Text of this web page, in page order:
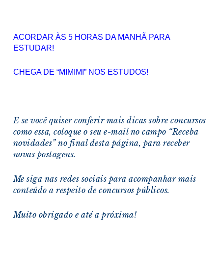
ACORDAR ÀS 5 HORAS DA MANHÃ PARA
ESTUDAR!
CHEGA DE “MIMIMI” NOS ESTUDOS!
E se você quiser conferir mais dicas sobre concursos
como essa, coloque o seu e-mail no campo “Receba
novidades” no final desta página, para receber
novas postagens.
Me siga nas redes sociais para acompanhar mais
conteúdo a respeito de concursos públicos.
Muito obrigado e até a próxima!